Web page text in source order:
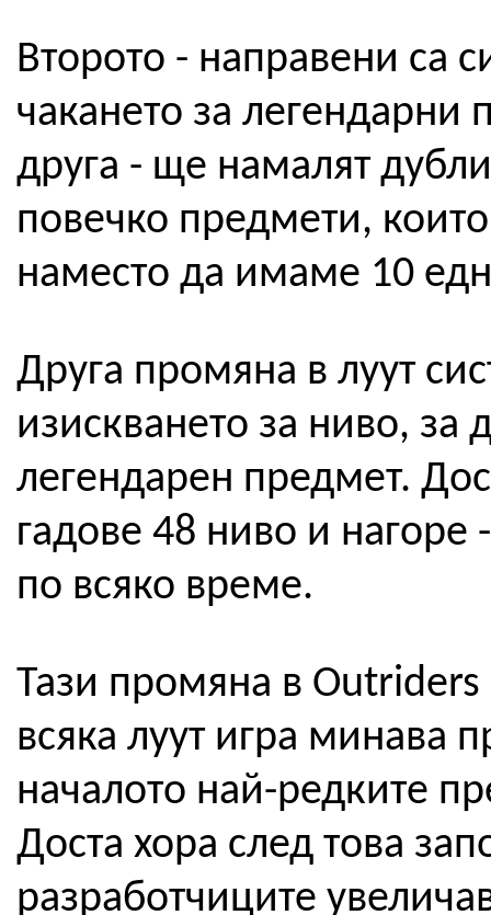
Второто - направени са
чакането за легендарни
друга - ще намалят
повечко предмети,
наместо да имаме 10
Друга промяна в луут
изискването за ниво, за
легендарен предмет.
гадове 48 ниво и
по всяко време.
Тази промяна в
всяка луут игра минава
началото най-редките
Доста хора след това
разработчиците